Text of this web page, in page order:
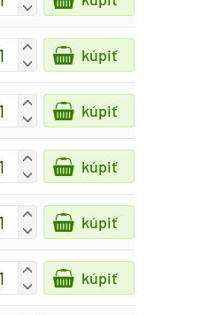
-
+
-
kúpiť
+
-
kúpiť
+
-
kúpiť
+
-
kúpiť
+
-
kúpiť